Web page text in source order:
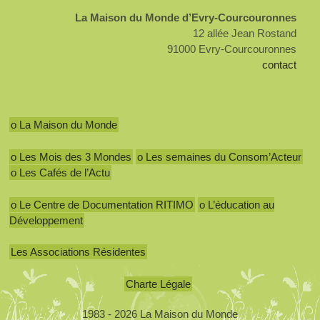
La Maison du Monde d’Evry-Courcouronnes
12 allée Jean Rostand
91000 Evry-Courcouronnes
contact
o La Maison du Monde
o Les Mois des 3 Mondes o Les semaines du Consom’Acteur
o Les Cafés de l’Actu
o Le Centre de Documentation RITIMO o L’éducation au
Développement
Les Associations Résidentes
Charte Légale
1983 - 2026 La Maison du Monde